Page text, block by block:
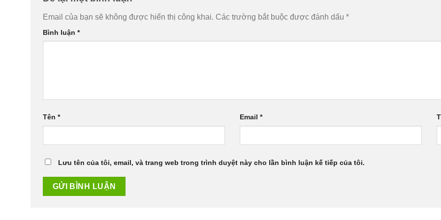
Email của bạn sẽ không được hiển thị công khai. Các trường bắt buộc được đánh dấu *
Bình luận *
Tên * Email *
Lưu tên của tôi, email, và trang web trong trình duyệt này cho lần bình luận kế tiếp của tôi.